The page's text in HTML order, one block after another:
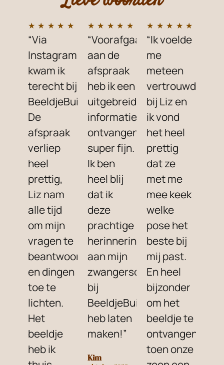
★ ★ ★ ★ ★
“Via
Instagram
kwam ik
terecht bij
BeeldjeBuik.
De
afspraak
verliep
heel
prettig,
Liz nam
alle tijd
om mijn
vragen te
beantwoorden
en dingen
toe te
lichten.
Het
beeldje
heb ik
★ ★ ★ ★ ★
“Voorafgaand
aan de
afspraak
heb ik een
uitgebreide
informatiefolder
ontvangen,
super fijn.
Ik ben
heel blij
dat ik
deze
prachtige
herinnering
aan mijn
zwangerschap
bij
BeeldjeBuik
heb laten
maken!”
Kim
★ ★ ★ ★ ★
“Ik voelde
me
meteen
vertrouwd
bij Liz en
ik vond
het heel
prettig
dat ze
met me
mee keek
welke
pose het
beste bij
mij past.
En heel
bijzonder
om het
beeldje te
ontvangen
toen onze